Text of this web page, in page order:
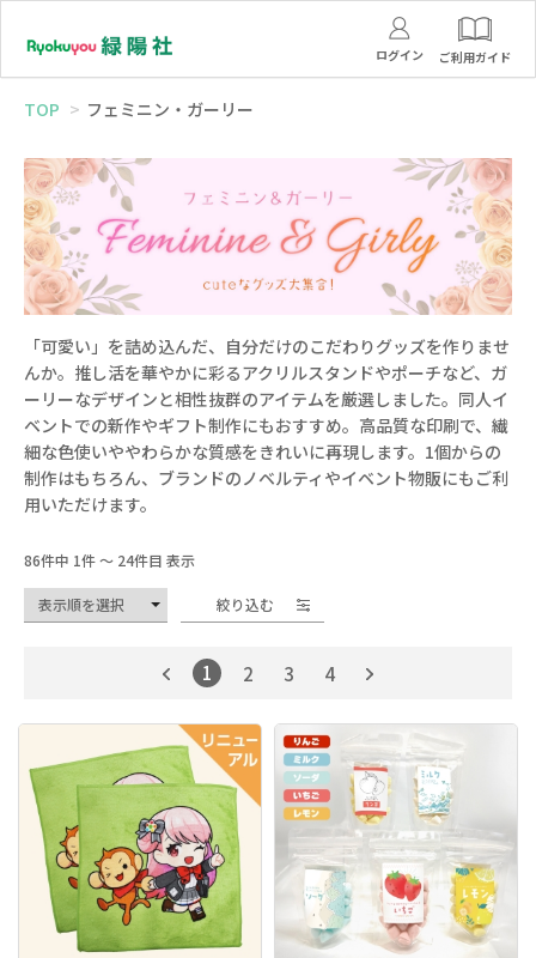
ログイン ご利用ガイド
TOP フェミニン・ガーリー
「可愛い」を詰め込んだ、自分だけのこだわりグッズを作りませ
んか。推し活を華やかに彩るアクリルスタンドやポーチなど、ガ
ーリーなデザインと相性抜群のアイテムを厳選しました。同人イ
ベントでの新作やギフト制作にもおすすめ。高品質な印刷で、繊
細な色使いややわらかな質感をきれいに再現します。1個からの
制作はもちろん、ブランドのノベルティやイベント物販にもご利
用いただけます。
86件中 1件 ～ 24件目 表示
絞り込む
1 2 3 4